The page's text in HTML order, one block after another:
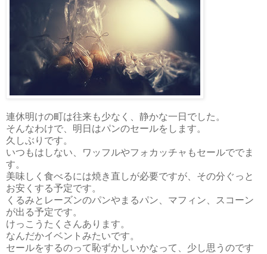
連休明けの町は往来も少なく、静かな一日でした。
そんなわけで、明日はパンのセールをします。
久しぶりです。
いつもはしない、ワッフルやフォカッチャもセールででま
す。
美味しく食べるには焼き直しが必要ですが、その分ぐっと
お安くする予定です。
くるみとレーズンのパンやまるパン、マフィン、スコーン
が出る予定です。
けっこうたくさんあります。
なんだかイベントみたいです。
セールをするのって恥ずかしいかなって、少し思うのです